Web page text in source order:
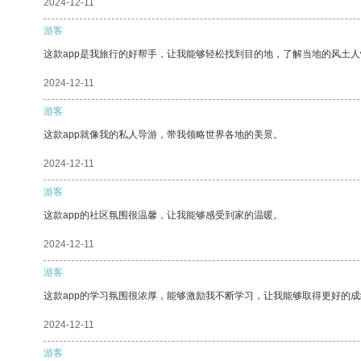
2024-12-11
游客
这款app是我旅行的好帮手，让我能够轻松找到目的地，了解当地的风土人
2024-12-11
游客
这款app就像我的私人导游，带我领略世界各地的美景。
2024-12-11
游客
这款app的社区氛围很温馨，让我能够感受到家的温暖。
2024-12-11
游客
这款app的学习氛围很浓厚，能够激励我不断学习，让我能够取得更好的成
2024-12-11
游客